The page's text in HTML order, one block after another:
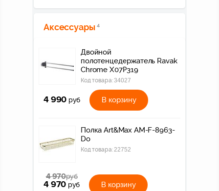
Аксессуары 4
Двойной
полотенцедержатель Ravak
Chrome X07P319
Код товара:34027
4 990 руб В корзину
Полка Art&Max AM-F-8963-
Do
Код товара:22752
4 970руб
4 970 руб В корзину